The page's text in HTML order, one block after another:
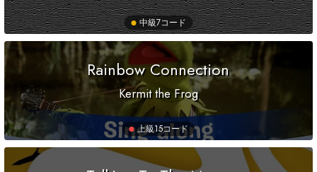
中級7コード
Rainbow Connection
Kermit the Frog
上級15コード